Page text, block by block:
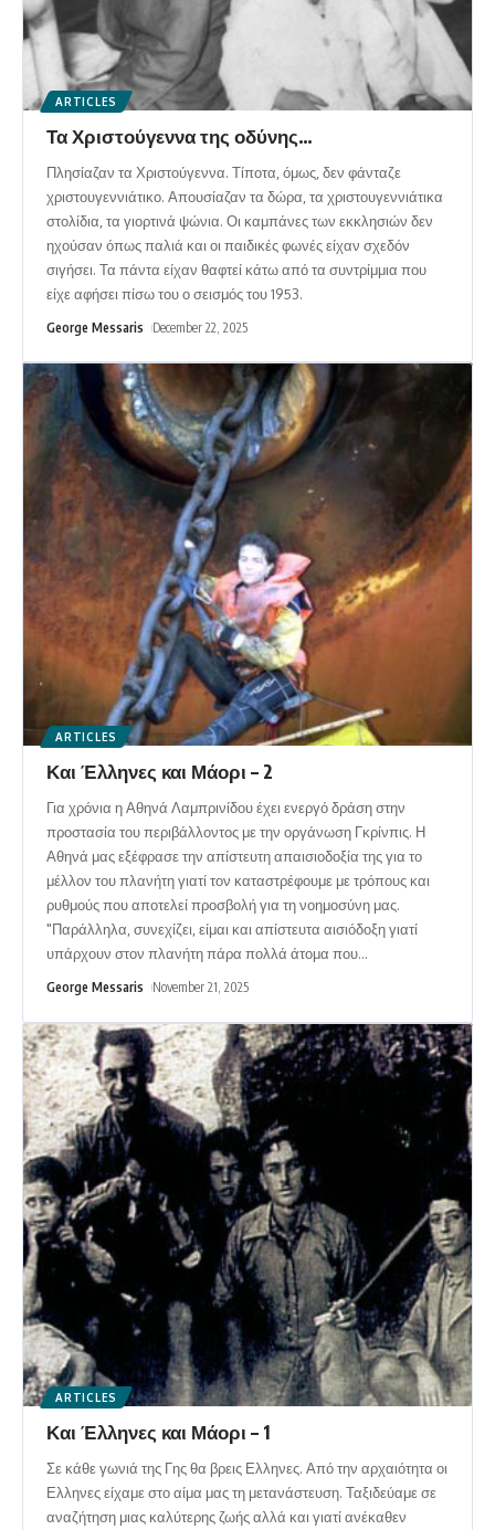
ARTICLES
Τα Χριστούγεννα της οδύνης…
Πλησίαζαν τα Χριστούγεννα. Τίποτα, όμως, δεν φάνταζε
χριστουγεννιάτικο. Απουσίαζαν τα δώρα, τα χριστουγεννιάτικα
στολίδια, τα γιορτινά ψώνια. Οι καμπάνες των εκκλησιών δεν
ηχούσαν όπως παλιά και οι παιδικές φωνές είχαν σχεδόν
σιγήσει. Τα πάντα είχαν θαφτεί κάτω από τα συντρίμμια που
είχε αφήσει πίσω του ο σεισμός του 1953.
George Messaris December 22, 2025
ARTICLES
Και Έλληνες και Μάορι – 2
Για χρόνια η Αθηνά Λαμπρινίδου έχει ενεργό δράση στην
προστασία του περιβάλλοντος με την οργάνωση Γκρίνπις. Η
Αθηνά μας εξέφρασε την απίστευτη απαισιοδοξία της για το
μέλλον του πλανήτη γιατί τον καταστρέφουμε με τρόπους και
ρυθμούς που αποτελεί προσβολή για τη νοημοσύνη μας.
"Παράλληλα, συνεχίζει, είμαι και απίστευτα αισιόδοξη γιατί
υπάρχουν στον πλανήτη πάρα πολλά άτομα που…
George Messaris November 21, 2025
ARTICLES
Και Έλληνες και Μάορι – 1
Σε κάθε γωνιά της Γης θα βρεις Ελληνες. Από την αρχαιότητα οι
Ελληνες είχαμε στο αίμα μας τη μετανάστευση. Ταξιδεύαμε σε
αναζήτηση μιας καλύτερης ζωής αλλά και γιατί ανέκαθεν